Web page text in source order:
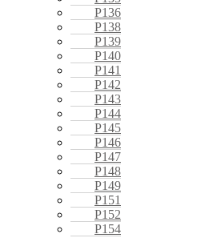
P136
P138
P139
P140
P141
P142
P143
P144
P145
P146
P147
P148
P149
P151
P152
P154